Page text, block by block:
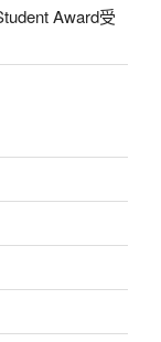
Award受